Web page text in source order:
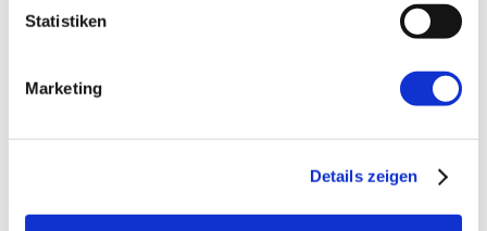
Statistiken
Marketing
Details zeigen
Werkstatt Löhnberg
Presse